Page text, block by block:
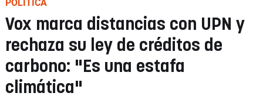
POLÍTICA
Vox marca distancias con UPN y
rechaza su ley de créditos de
carbono: "Es una estafa
climática"